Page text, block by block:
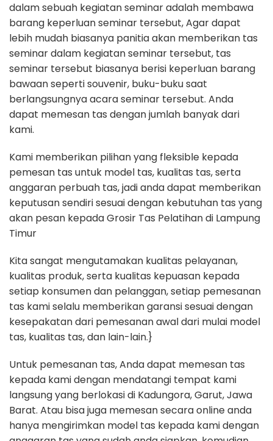
dalam sebuah kegiatan seminar adalah membawa
barang keperluan seminar tersebut, Agar dapat
lebih mudah biasanya panitia akan memberikan tas
seminar dalam kegiatan seminar tersebut, tas
seminar tersebut biasanya berisi keperluan barang
bawaan seperti souvenir, buku-buku saat
berlangsungnya acara seminar tersebut. Anda
dapat memesan tas dengan jumlah banyak dari
kami.
Kami memberikan pilihan yang fleksible kepada
pemesan tas untuk model tas, kualitas tas, serta
anggaran perbuah tas, jadi anda dapat memberikan
keputusan sendiri sesuai dengan kebutuhan tas yang
akan pesan kepada Grosir Tas Pelatihan di Lampung
Timur
Kita sangat mengutamakan kualitas pelayanan,
kualitas produk, serta kualitas kepuasan kepada
setiap konsumen dan pelanggan, setiap pemesanan
tas kami selalu memberikan garansi sesuai dengan
kesepakatan dari pemesanan awal dari mulai model
tas, kualitas tas, dan lain-lain.}
Untuk pemesanan tas, Anda dapat memesan tas
kepada kami dengan mendatangi tempat kami
langsung yang berlokasi di Kadungora, Garut, Jawa
Barat. Atau bisa juga memesan secara online anda
hanya mengirimkan model tas kepada kami dengan